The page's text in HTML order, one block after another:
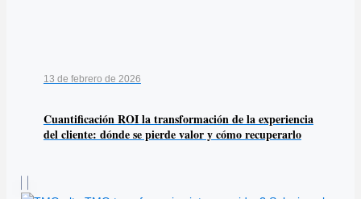
13 de febrero de 2026
Cuantificación ROI la transformación de la experiencia
del cliente: dónde se pierde valor y cómo recuperarlo